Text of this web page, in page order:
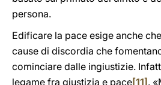
persona.
Edificare la pace esige anche
cause di discordia che
cominciare dalle ingiustizie.
legame fra giustizia e pace[11] .